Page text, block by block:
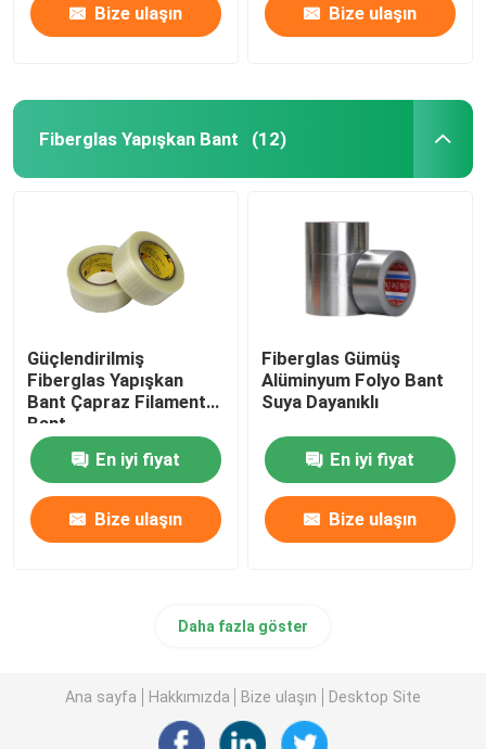
Bize ulaşın Bize ulaşın
Fiberglas Yapışkan Bant (12)
Güçlendirilmiş
Fiberglas Yapışkan
Bant Çapraz Filament
Bant
En iyi fiyat
Bize ulaşın
Fiberglas Gümüş
Alüminyum Folyo Bant
Suya Dayanıklı
En iyi fiyat
Bize ulaşın
Daha fazla göster
Ana sayfa Hakkımızda Bize ulaşın Desktop Site